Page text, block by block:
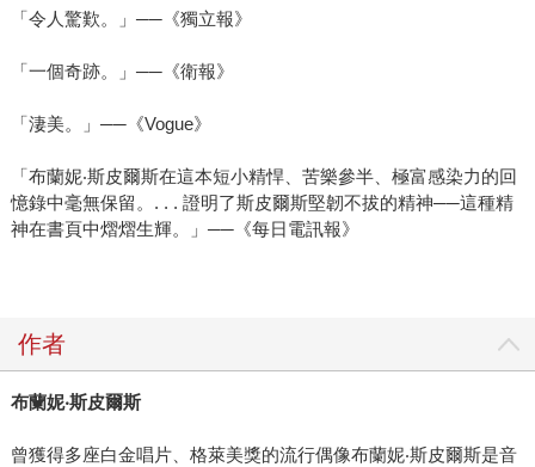
「令人驚歎。」──《獨立報》
「一個奇跡。」──《衛報》
「淒美。」──《Vogue》
「布蘭妮‧斯皮爾斯在這本短小精悍、苦樂參半、極富感染力的回
憶錄中毫無保留。. . . 證明了斯皮爾斯堅韌不拔的精神──這種精
神在書頁中熠熠生輝。」──《每日電訊報》
作者
布蘭妮‧斯皮爾斯
曾獲得多座白金唱片、格萊美獎的流行偶像布蘭妮‧斯皮爾斯是音